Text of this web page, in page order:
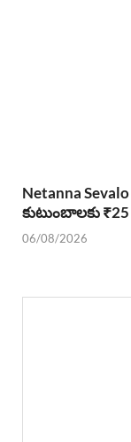
Netanna
కుటుంబాలకు
06/08/2026